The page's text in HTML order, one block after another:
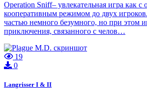
Operation Sniff– увлекательная игра как
кооперативным режимом до двух
частью немного безумного, но при этом
приключения, связанного с челов…
19
0
Langrisser I & II